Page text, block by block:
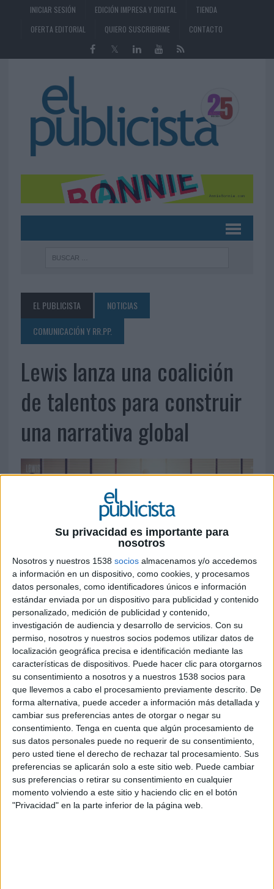
Su privacidad es importante para
nosotros
Nosotros y nuestros 1538 socios almacenamos y/o accedemos
a información en un dispositivo, como cookies, y procesamos
datos personales, como identificadores únicos e información
estándar enviada por un dispositivo para publicidad y contenido
personalizado, medición de publicidad y contenido,
investigación de audiencia y desarrollo de servicios. Con su
permiso, nosotros y nuestros socios podemos utilizar datos de
localización geográfica precisa e identificación mediante las
características de dispositivos. Puede hacer clic para otorgarnos
su consentimiento a nosotros y a nuestros 1538 socios para
que llevemos a cabo el procesamiento previamente descrito. De
forma alternativa, puede acceder a información más detallada y
cambiar sus preferencias antes de otorgar o negar su
consentimiento. Tenga en cuenta que algún procesamiento de
sus datos personales puede no requerir de su consentimiento,
pero usted tiene el derecho de rechazar tal procesamiento. Sus
preferencias se aplicarán solo a este sitio web. Puede cambiar
sus preferencias o retirar su consentimiento en cualquier
momento volviendo a este sitio y haciendo clic en el botón
"Privacidad" en la parte inferior de la página web.
INICIAR SESIÓN EDICIÓN IMPRESA Y DIGITAL
TIENDA
OFERTA EDITORIAL
QUIERO SUSCRIBIRME CONTACTO
EL PUBLICISTA
NOTICIAS
COMUNICACIÓN Y RR.PP.
Lewis lanza una coalición
de talentos para construir
una narrativa global
7 DE FEBRERO DE 2017
El comité asesor, LEWIS AdvisoryBoard,
potenciará nuevos enfoques para estimular
el pensamiento creativo y constructivo que
exige esta nueva era
La agencia de comunicación, Lewis, ha lanzando
un comité asesor para ayudar a construir
narrativas comprensivas sobre la economía
global, política y social. El comité, Lewis Advisory
Board (LAB), tiene el objetivo de ayudar a los
actuales y futuros líderes a detectar tendencias
para lograr una mayor creatividad y fluidez
situacional; y es que como explica el Ceo y
cofundador del LAB, Chris Lewis, “nunca ha
habido un mejor momento para que la gente se
reúna en todos los sectores verticales para
comparar, discutir y construir una narrativa